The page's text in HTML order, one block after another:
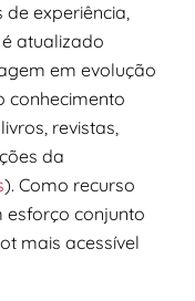
experiência,
atualizado
em evolução
conhecimento
revistas,
da
). Como recurso
esforço conjunto
mais acessível